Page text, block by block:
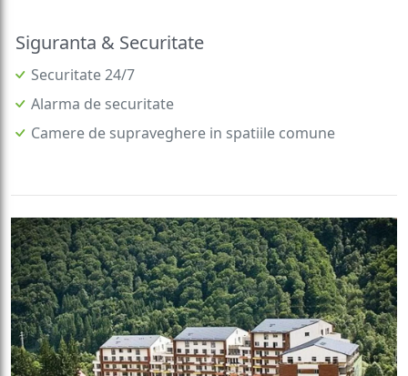
Siguranta & Securitate
Securitate 24/7
Alarma de securitate
Camere de supraveghere in spatiile comune